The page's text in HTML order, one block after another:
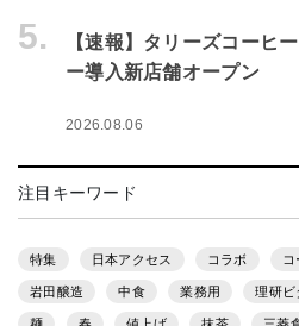
5.
【速報】タリーズコーヒ
ー導入新店舗オープン
2026.08.06
注目キーワード
特集 日本アクセス コラボ
岩田醸造 中食 業務用 理研ビ